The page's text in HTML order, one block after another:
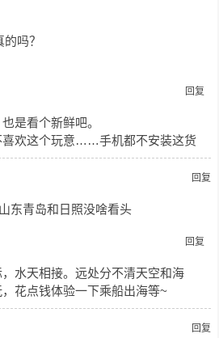
吗？
回复
是看个新鲜吧。
喜欢这个玩意……手机都不安装这货
回复
东青岛和日照没啥看头
回复
水天相接。远处分不清天空和海
花点钱体验一下乘船出海等~
回复